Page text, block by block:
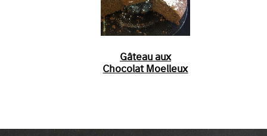
Gâteau aux
Chocolat Moelleux